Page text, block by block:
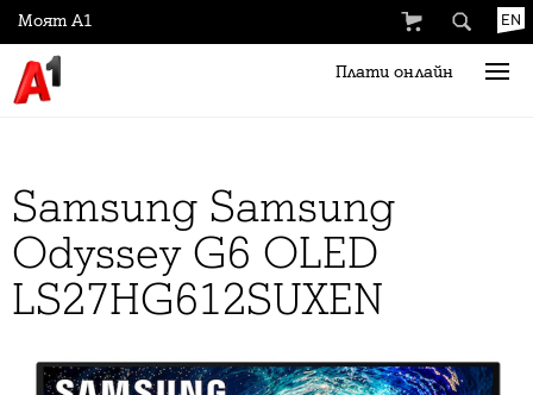
EN
Плати онлайн
Моят А1
Samsung Samsung
Odyssey G6 OLED
LS27HG612SUXEN